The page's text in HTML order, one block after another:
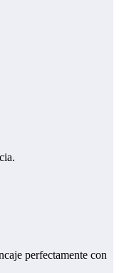
perfectamente con